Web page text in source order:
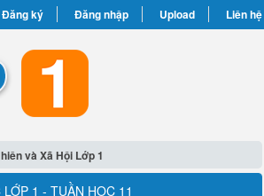
Đăng ký Đăng nhập Upload Liên hệ
và Xã Hội Lớp 1
1 - TUẦN HỌC 11